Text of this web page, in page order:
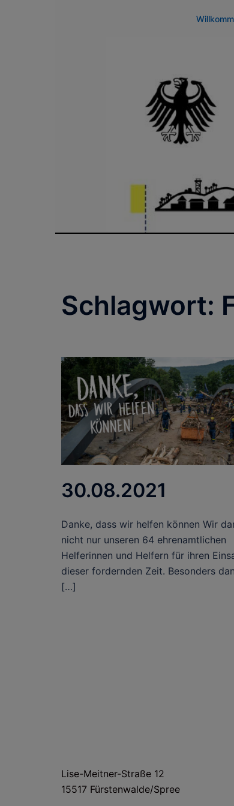
Schlagwort:
30.08.2021
Danke, dass wir helfen können Wir
nicht nur unseren 64 ehrenamtlichen
Helferinnen und Helfern für ihren
dieser fordernden Zeit. Besonders
[…]
Lise-Meitner-Straße 12
15517 Fürstenwalde/Spree